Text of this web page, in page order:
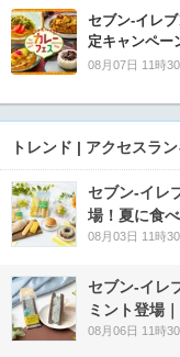
セブン‐イレ
定キャンペー
08月07日 11時
トレンド | アクセスラ
セブン‐イレ
場！夏に食
08月03日 11時
セブン‐イレ
ミント登場
08月06日 11時